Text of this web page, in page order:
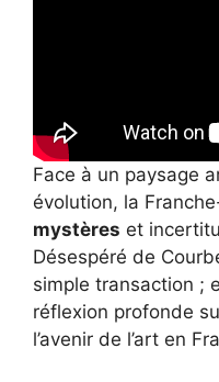
Face à un paysage
évolution, la
mystères et
Désespéré de
simple transaction ;
réflexion profonde
l’avenir de l’art en